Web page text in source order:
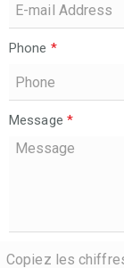
Phone *
Message *